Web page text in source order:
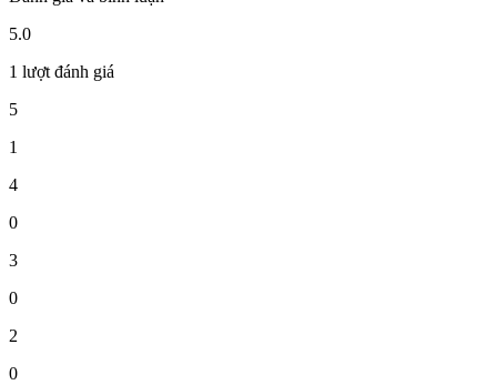
5.0
1 lượt đánh giá
5
1
4
0
3
0
2
0